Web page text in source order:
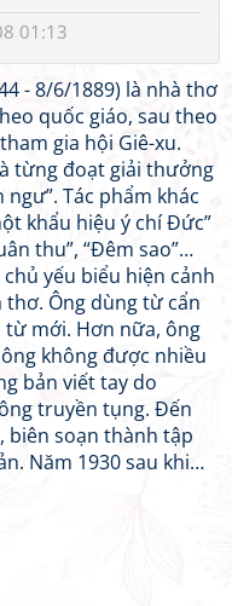
01:13
- 8/6/1889) là nhà thơ
quốc giáo, sau theo
gia hội Giê-xu.
từng đoạt giải thưởng
Tác phẩm khác
khẩu hiệu ý chí Đức”
thu”, “Đêm sao”…
yếu biểu hiện cảnh
Ông dùng từ cẩn
mới. Hơn nữa, ông
không được nhiều
bản viết tay do
truyền tụng. Đến
biên soạn thành tập
Năm 1930 sau khi…